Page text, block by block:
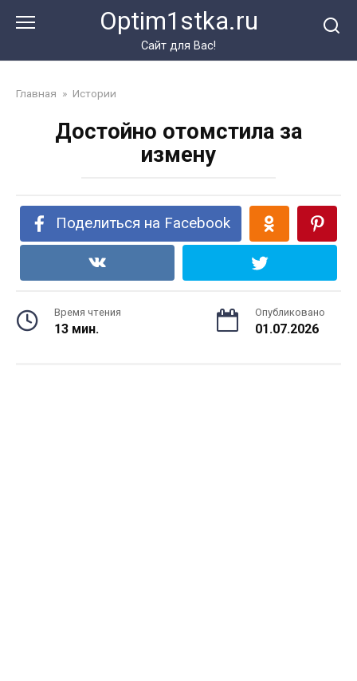
Optim1stka.ru
Сайт для Вас!
Главная » Истории
Достойно отомстила за
измену
Поделиться на Facebook
Время чтения
13 мин.
Опубликовано
01.07.2026